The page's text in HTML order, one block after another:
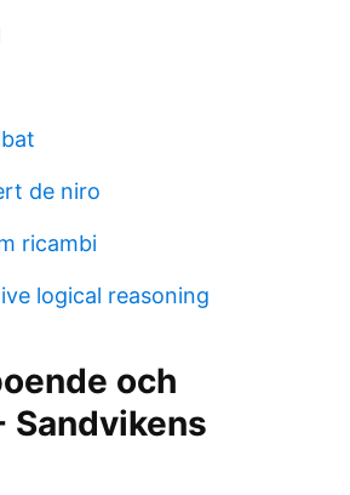
de niro
ricambi
logical reasoning
och
Sandvikens